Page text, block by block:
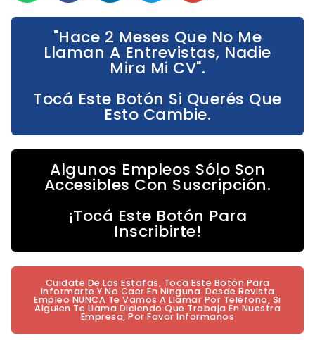
"Hace 2 Meses Que No Me
Llaman A Entrevistas, Nadie
Mira Mi CV".
Tocá Este Botón Si Querés Que
Esto Cambie.
Algunos Empleos Sólo Son
Accesibles Con Suscripción.
¡Tocá Este Botón Para
Inscribirte!
Cuidate De Las Estafas, Tocá Este Botón Para
Informarte Y No Caer En Ninguna. Desde Revista
Empleo NUNCA Te Vamos A Llamar Por Teléfono, Si
Alguien Te Llama Diciendo Que Trabaja En Nuestra
Empresa, Por Favor Informanos